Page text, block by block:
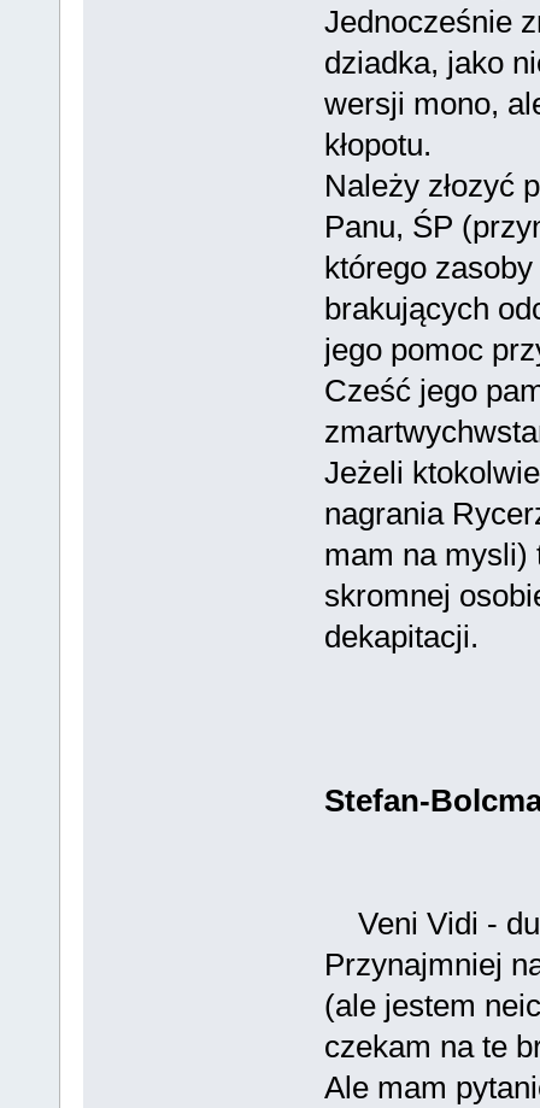
Jednocześnie
dziadka, jako
wersji mono,
kłopotu.
Należy złozyć
Panu, ŚP
którego
brakujących
jego pomoc
Cześć jego
Jeżeli
nagrania
mam na mysli)
skromnej
dekapitacji.
Stefan-
Veni Vidi -
Przynajmniej
(ale jestem
czekam na te
Ale mam